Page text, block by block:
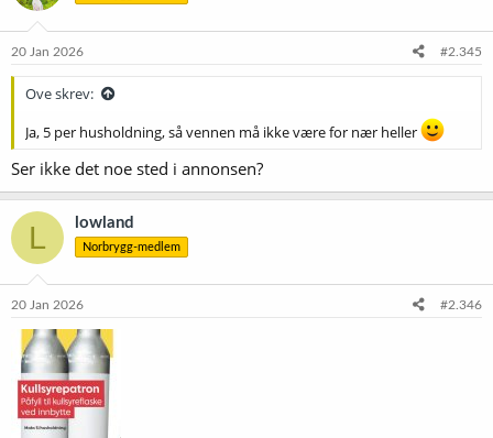
20 Jan 2026 #2.345
Ove skrev:
Ja, 5 per husholdning, så vennen må ikke være for nær heller
Ser ikke det noe sted i annonsen?
L lowland
Norbrygg-medlem
20 Jan 2026 #2.346